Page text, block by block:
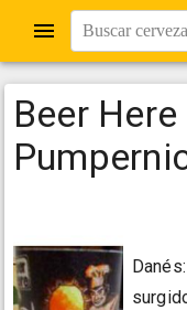
Buscar
Beer